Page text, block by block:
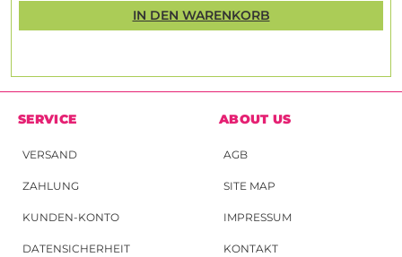
IN DEN WARENKORB
SERVICE
VERSAND
ZAHLUNG
KUNDEN-KONTO
DATENSICHERHEIT
ABOUT US
AGB
SITE MAP
IMPRESSUM
KONTAKT